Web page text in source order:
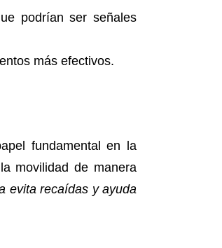
podrían ser señales
más efectivos.
fundamental en la
movilidad de manera
evita recaídas y ayuda